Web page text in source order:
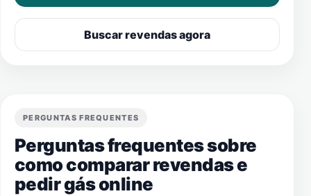
Buscar revendas agora
PERGUNTAS FREQUENTES
Perguntas frequentes sobre
como comparar revendas e
pedir gás online